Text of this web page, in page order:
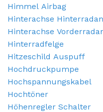
Himmel Airbag
Hinterachse
Hinterachse
Hinterradfelge
Hitzeschild Auspuff
Hochdruckpumpe
Hochspannungskabel
Hochtöner
Höhenregler Schalter